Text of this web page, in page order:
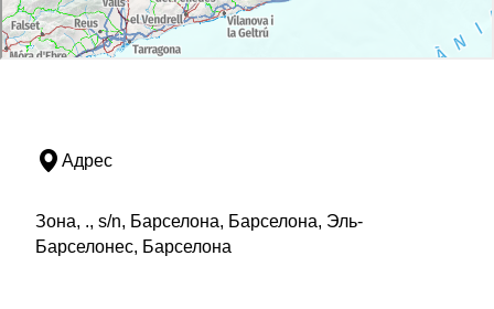
Адрес
Зона, ., s/n, Барселона, Барселона, Эль-
Барселонес, Барселона